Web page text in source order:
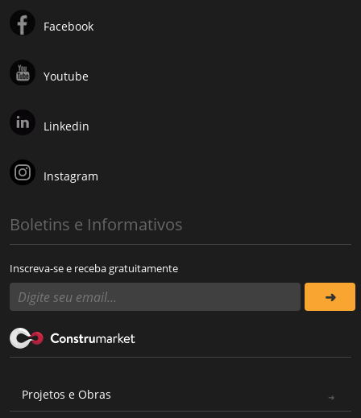
Facebook
Youtube
Linkedin
Instagram
Boletins e Informativos
Inscreva-se e receba gratuitamente
Projetos e Obras